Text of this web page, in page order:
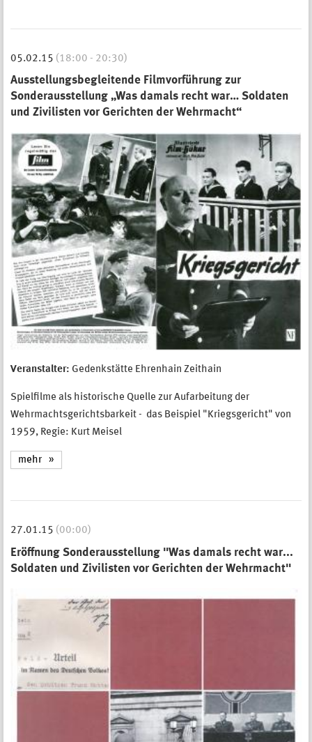
05.02.15 (18:00 - 20:30)
Ausstellungsbegleitende Filmvorführung zur
Sonderausstellung „Was damals recht war… Soldaten
und Zivilisten vor Gerichten der Wehrmacht“
Veranstalter: Gedenkstätte Ehrenhain Zeithain
Spielfilme als historische Quelle zur Aufarbeitung der
Wehrmachtsgerichtsbarkeit - das Beispiel "Kriegsgericht" von
1959, Regie: Kurt Meisel
mehr
27.01.15 (00:00)
Eröffnung Sonderausstellung "Was damals recht war...
Soldaten und Zivilisten vor Gerichten der Wehrmacht"